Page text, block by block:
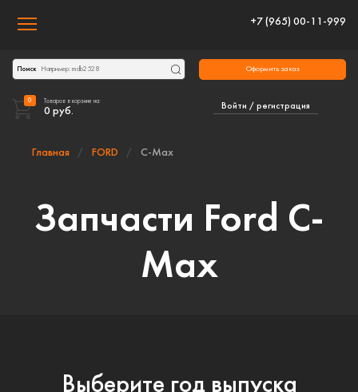
Toggle navigation
+7 (965) 00-11-999
Поиск
Войти / регистрация
0 Товаров в корзине на:
0 руб.
Оформить заказ
Главная FORD C-Max
Запчасти Ford C-
Max
Выберите год выпуска